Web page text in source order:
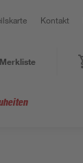
Kontakt
Merkliste